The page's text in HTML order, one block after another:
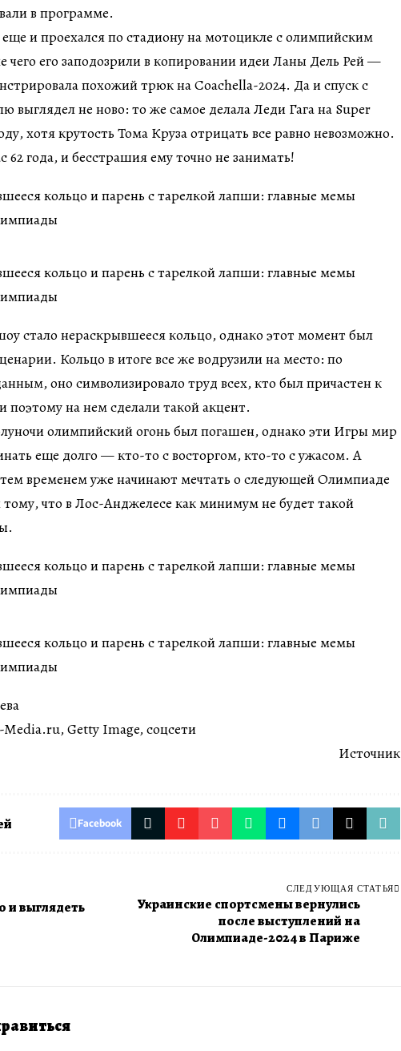
в программе.
еще и проехался по стадиону на мотоцикле с олимпийским
чего его заподозрили в копировании идеи Ланы Дель Рей —
похожий трюк на Coachella-2024. Да и спуск с
выглядел не ново: то же самое делала Леди Гага на Super
хотя крутость Тома Круза отрицать все равно невозможно.
62 года, и бесстрашия ему точно не занимать!
стало нераскрывшееся кольцо, однако этот момент был
Кольцо в итоге все же водрузили на место: по
оно символизировало труд всех, кто был причастен к
поэтому на нем сделали такой акцент.
олимпийский огонь был погашен, однако эти Игры мир
еще долго — кто-то с восторгом, кто-то с ужасом. А
временем уже начинают мечтать о следующей Олимпиаде
тому, что в Лос-Анджелесе как минимум не будет такой
Getty Image, соцсети
Источник
Facebook
и выглядеть
СЛЕДУЮЩАЯ СТАТЬЯ
Украинские спортсмены вернулись
после выступлений на
Олимпиаде-2024 в Париже